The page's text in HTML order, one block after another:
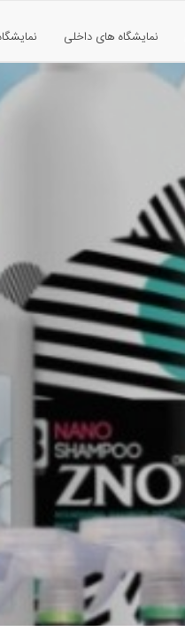
نمایشگاه های داخلی